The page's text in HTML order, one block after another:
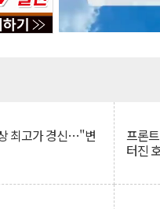
최고가 경신…"변 프론
터진